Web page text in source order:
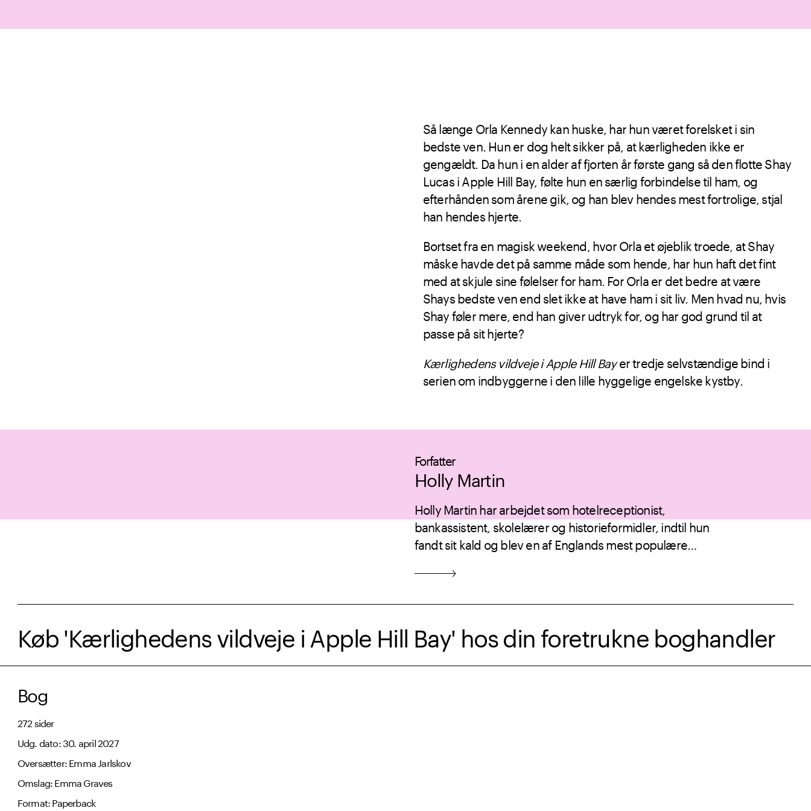
Så længe Orla Kennedy kan huske, har hun været forelsket i sin
bedste ven. Hun er dog helt sikker på, at kærligheden ikke er
gengældt. Da hun i en alder af fjorten år første gang så den flotte Shay
Lucas i Apple Hill Bay, følte hun en særlig forbindelse til ham, og
efterhånden som årene gik, og han blev hendes mest fortrolige, stjal
han hendes hjerte.
Bortset fra en magisk weekend, hvor Orla et øjeblik troede, at Shay
måske havde det på samme måde som hende, har hun haft det fint
med at skjule sine følelser for ham. For Orla er det bedre at være
Shays bedste ven end slet ikke at have ham i sit liv. Men hvad nu, hvis
Shay føler mere, end han giver udtryk for, og har god grund til at
passe på sit hjerte?
Kærlighedens vildveje i Apple Hill Bayer tredje selvstændige bind i
serien om indbyggerne i den lille hyggelige engelske kystby.
Forfatter
Holly Martin
Holly Martin har arbejdet som hotelreceptionist,
bankassistent, skolelærer og historieformidler, indtil hun
fandt sit kald og blev en af Englands mest populære
Køb 'Kærlighedens vildveje i Apple Hill Bay' hos din foretrukne boghandler
Bog
272 sider
Udg. dato: 30. april 2027
Oversætter: Emma Jarlskov
Omslag: Emma Graves
Format: Paperback